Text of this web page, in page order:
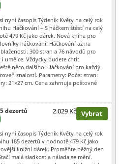
nyní časopis Týdeník Květy na celý rok
Háčkování – S háčkem štěstí na celý
479 Kč jako dárek. Nová kniha pro
háčkování. Háčkování až na
300 stran a 76 návodů pro
i umělce. Vždycky budete chtít
něco dalšího. Háčkování pro každý
znalostí. Parametry: Počet stran:
21×27 cm. Cena zahrnuje poštovné
dezertů
2.029 Kč Vybrat
nyní časopis Týdeník Květy na celý rok
185 dezertů v hodnotě 479 Kč jako
knižní dárek. Proměňte běžný den
malá sladkost a nálada se mění.